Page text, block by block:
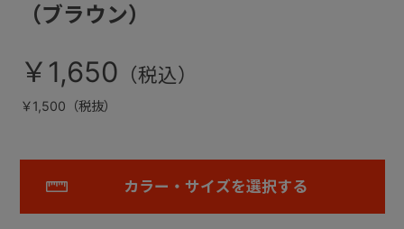
（ブラウン）
￥1,650
￥1,500（税抜）
カラー・サイズを選択する